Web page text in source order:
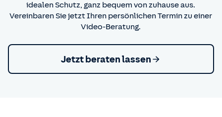
idealen Schutz, ganz bequem von zuhause aus.
Vereinbaren Sie jetzt Ihren persönlichen Termin zu einer
Video-Beratung.
Jetzt beraten lassen